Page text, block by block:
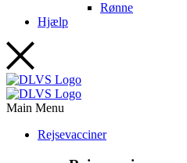
Rønne
Hjælp
Main Menu
Rejsevacciner